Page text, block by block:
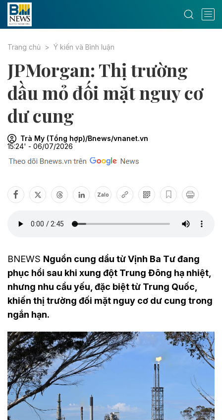
Trang chủ Ý kiến và Bình luận
JPMorgan: Thị trường
dầu mỏ đối mặt nguy cơ
dư cung
Trà My (Tổng hợp)/Bnews/vnanet.vn
15:24' - 06/07/2026
Zalo
BNEWS Nguồn cung dầu từ Vịnh Ba Tư đang
phục hồi sau khi xung đột Trung Đông hạ nhiệt,
nhưng nhu cầu yếu, đặc biệt từ Trung Quốc,
khiến thị trường đối mặt nguy cơ dư cung trong
ngắn hạn.